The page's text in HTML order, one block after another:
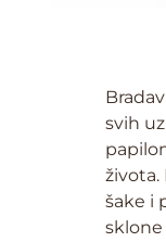
svih
života.
šake i
sklone